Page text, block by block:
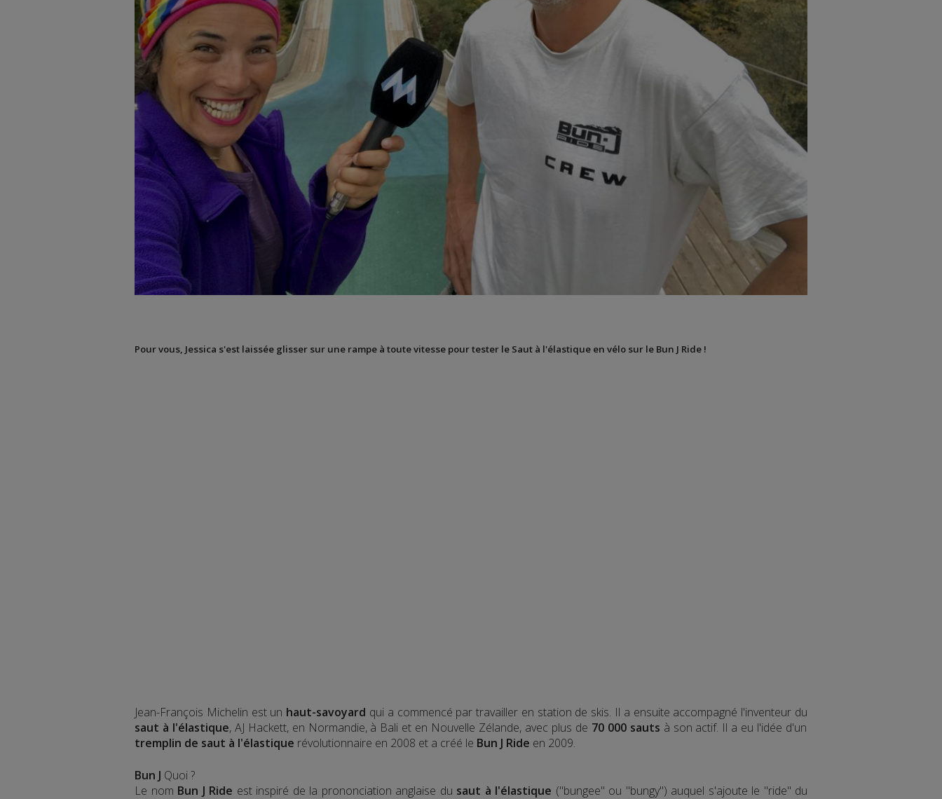
Pour vous, Jessica s'est laissée glisser sur une rampe à toute vitesse pour tester le Saut à l'élastique en vélo sur le Bun J Ride !
Jean-François Michelin est un haut-savoyard qui a commencé par travailler en station de skis. Il a ensuite accompagné l'inventeur du
saut à l'élastique, AJ Hackett, en Normandie, à Bali et en Nouvelle Zélande, avec plus de 70 000 sauts à son actif. Il a eu l'idée d'un
tremplin de saut à l'élastique révolutionnaire en 2008 et a créé le Bun J Ride en 2009.
Bun J Quoi ?
Le nom Bun J Ride est inspiré de la prononciation anglaise du saut à l'élastique ("bungee" ou "bungy") auquel s'ajoute le "ride" du